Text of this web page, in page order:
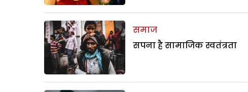
समाज
सपना है सामाजिक स्वतंत्रता